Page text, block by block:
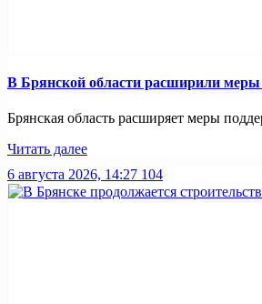
В Брянской области расширили меры
Брянская область расширяет меры
Читать далее
6 августа 2026, 14:27 104